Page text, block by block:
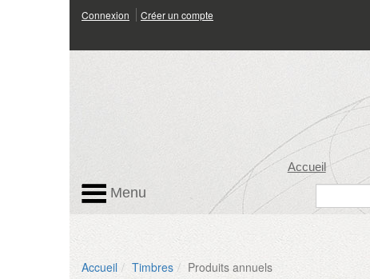
Connexion Créer un compte
Accueil
Menu
Accueil Timbres Produits annuels